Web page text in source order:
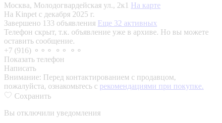
Москва, Молодогвардейская ул., 2к1 На карте
На Kinpet c декабря 2025 г.
Завершено 133 объявления Еще 32 активных
Телефон скрыт, т.к. объявление уже в архиве. Но вы можете
оставить сообщение.
+7 (916) ⚬⚬⚬ ⚬⚬ ⚬⚬
Показать телефон
Написать
Внимание: Перед контактированием с продавцом,
пожалуйста, ознакомьтесь с рекомендациями при покупке.
Сохранить
Вы отключили уведомления